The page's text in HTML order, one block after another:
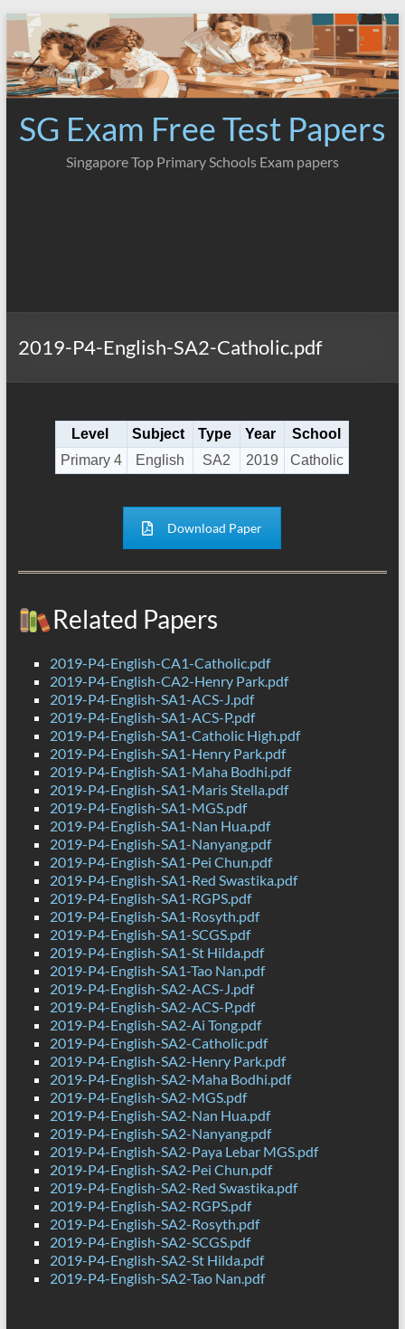
Skip
content
SG Exam Free Test Papers
Singapore Top Primary Schools Exam papers
2019-P4-English-SA2-Catholic.pdf
Level Subject Type Year
School
Primary 4
English SA2 2019 Catholic
Download Paper
Related Papers
2019-P4-English-CA1-Catholic.pdf
2019-P4-English-CA2-Henry Park.pdf
2019-P4-English-SA1-ACS-J.pdf
2019-P4-English-SA1-ACS-P.pdf
2019-P4-English-SA1-Catholic High.pdf
2019-P4-English-SA1-Henry Park.pdf
2019-P4-English-SA1-Maha Bodhi.pdf
2019-P4-English-SA1-Maris Stella.pdf
2019-P4-English-SA1-MGS.pdf
2019-P4-English-SA1-Nan Hua.pdf
2019-P4-English-SA1-Nanyang.pdf
2019-P4-English-SA1-Pei Chun.pdf
2019-P4-English-SA1-Red Swastika.pdf
2019-P4-English-SA1-RGPS.pdf
2019-P4-English-SA1-Rosyth.pdf
2019-P4-English-SA1-SCGS.pdf
2019-P4-English-SA1-St Hilda.pdf
2019-P4-English-SA1-Tao Nan.pdf
2019-P4-English-SA2-ACS-J.pdf
2019-P4-English-SA2-ACS-P.pdf
2019-P4-English-SA2-Ai Tong.pdf
2019-P4-English-SA2-Catholic.pdf
2019-P4-English-SA2-Henry Park.pdf
2019-P4-English-SA2-Maha Bodhi.pdf
2019-P4-English-SA2-MGS.pdf
2019-P4-English-SA2-Nan Hua.pdf
2019-P4-English-SA2-Nanyang.pdf
2019-P4-English-SA2-Paya Lebar MGS.pdf
2019-P4-English-SA2-Pei Chun.pdf
2019-P4-English-SA2-Red Swastika.pdf
2019-P4-English-SA2-RGPS.pdf
2019-P4-English-SA2-Rosyth.pdf
2019-P4-English-SA2-SCGS.pdf
2019-P4-English-SA2-St Hilda.pdf
2019-P4-English-SA2-Tao Nan.pdf